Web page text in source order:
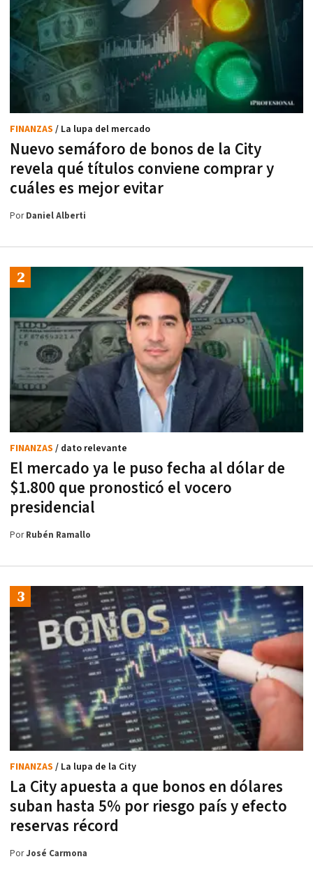
Nuevo semáforo de bonos de la City
revela qué títulos conviene comprar y
cuáles es mejor evitar
FINANZAS / La lupa del mercado
PorDaniel Alberti
El mercado ya le puso fecha al dólar de
$1.800 que pronosticó el vocero
presidencial
FINANZAS / dato relevante
PorRubén Ramallo
La City apuesta a que bonos en dólares
suban hasta 5% por riesgo país y efecto
reservas récord
FINANZAS / La lupa de la City
PorJosé Carmona